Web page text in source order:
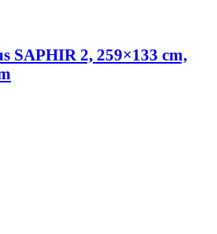
SAPHIR 2, 259×133 cm,